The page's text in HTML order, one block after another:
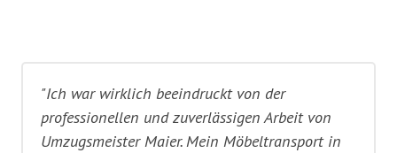
"Ich war wirklich beeindruckt von der
professionellen und zuverlässigen Arbeit von
Umzugsmeister Maier. Mein Möbeltransport in